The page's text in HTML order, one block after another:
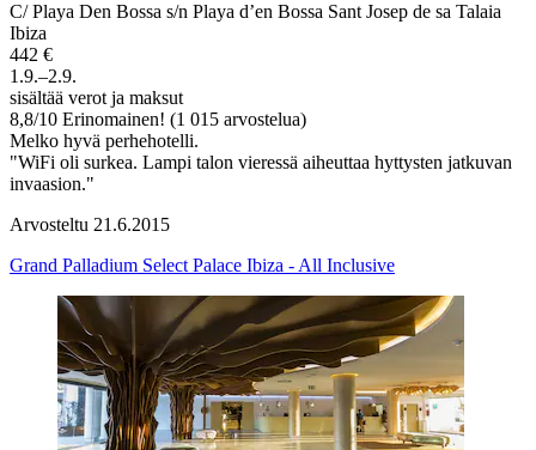
C/ Playa Den Bossa s/n Playa d’en Bossa Sant Josep de sa Talaia
Ibiza
442 €
1.9.–2.9.
sisältää verot ja maksut
8,8/10 Erinomainen! (1 015 arvostelua)
Melko hyvä perhehotelli.
"WiFi oli surkea. Lampi talon vieressä aiheuttaa hyttysten jatkuvan
invaasion."
Arvosteltu 21.6.2015
Grand Palladium Select Palace Ibiza - All Inclusive